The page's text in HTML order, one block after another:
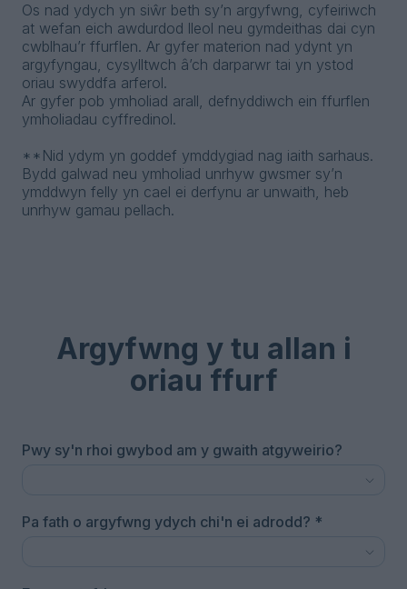
Os nad ydych yn siŵr beth sy’n argyfwng, cyfeiriwch
at wefan eich awdurdod lleol neu gymdeithas dai cyn
cwblhau’r ffurflen. Ar gyfer materion nad ydynt yn
argyfyngau, cysylltwch â’ch darparwr tai yn ystod
oriau swyddfa arferol.
Ar gyfer pob ymholiad arall, defnyddiwch ein ffurflen
ymholiadau cyffredinol.
**Nid ydym yn goddef ymddygiad nag iaith sarhaus.
Bydd galwad neu ymholiad unrhyw gwsmer sy’n
ymddwyn felly yn cael ei derfynu ar unwaith, heb
unrhyw gamau pellach.
Argyfwng y tu allan i
oriau ffurf
Pwy sy'n rhoi gwybod am y gwaith atgyweirio?
Pa fath o argyfwng ydych chi'n ei adrodd? *